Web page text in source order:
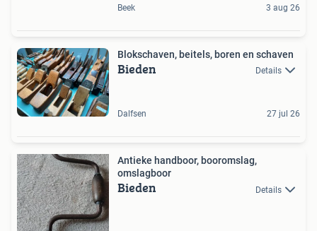
Beek 3 aug 26
Blokschaven, beitels, boren en schaven
Bieden Details
Dalfsen 27 jul 26
Antieke handboor, booromslag,
omslagboor
Bieden Details